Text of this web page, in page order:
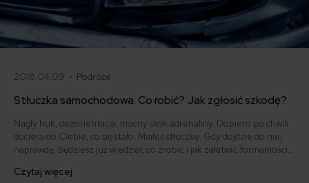
2018.04.09 • Podróże
Stłuczka samochodowa. Co robić? Jak zgłosić szkodę?
Nagły huk, dezorientacja, mocny skok adrenaliny. Dopiero po chwili
dociera do Ciebie, co się stało. Miałeś stłuczkę. Gdy dojdzie do niej
naprawdę, będziesz już wiedział, co zrobić i jak załatwić formalności
Przeczytaj!
Czytaj więcej